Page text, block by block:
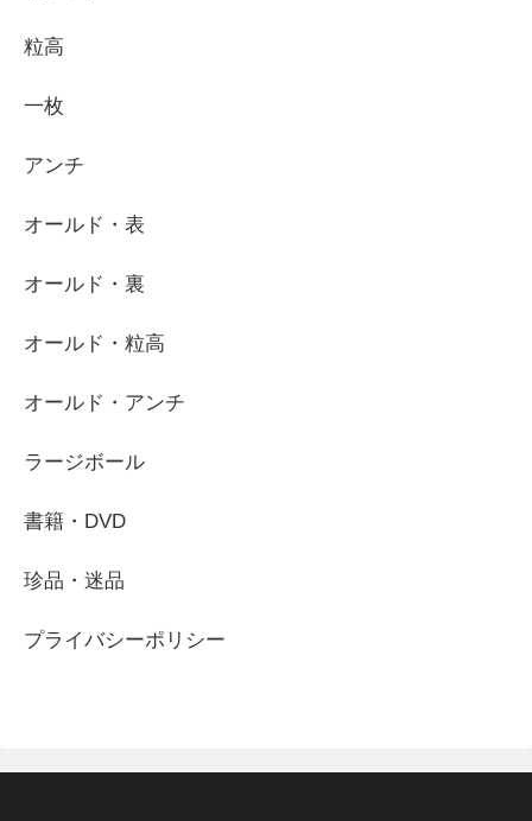
粒高
一枚
アンチ
オールド・表
オールド・裏
オールド・粒高
オールド・アンチ
ラージボール
書籍・DVD
珍品・迷品
プライバシーポリシー